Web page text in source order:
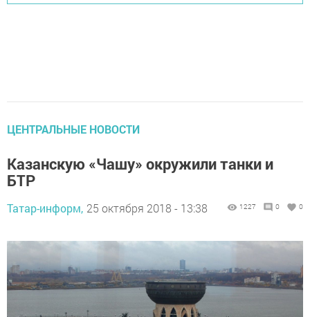
ЦЕНТРАЛЬНЫЕ НОВОСТИ
Казанскую «Чашу» окружили танки и
БТР
Татар-информ, 25 октября 2018 - 13:38 1227 0 0